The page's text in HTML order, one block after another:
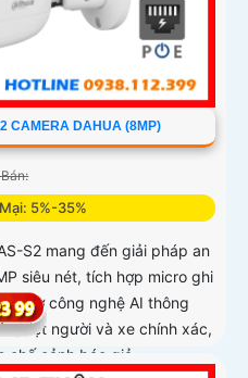
CAMERA DAHUA (8MP)
5%-35%
S2 mang đến giải pháp an
siêu nét, tích hợp micro ghi
Nhờ công nghệ AI thông
biệt người và xe chính xác,
chế cảnh báo giả